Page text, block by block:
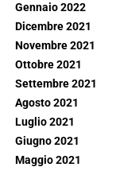
Gennaio 2022
Dicembre 2021
Novembre 2021
Ottobre 2021
Settembre 2021
Agosto 2021
Luglio 2021
Giugno 2021
Maggio 2021